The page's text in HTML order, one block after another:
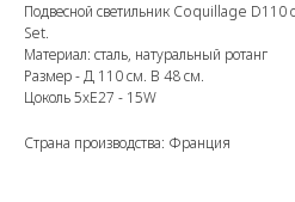
Подвесной светильник Coquillage D110
Set.
Материал: сталь, натуральный ротанг
Размер - Д 110 см. В 48 см.
Цоколь 5xE27 - 15W
Страна производства: Франция